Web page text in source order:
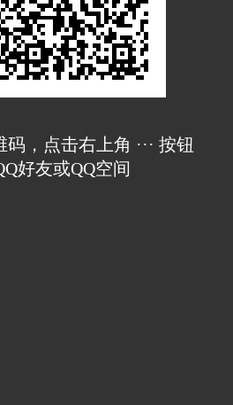
，点击右上角 ··· 按钮
好友或QQ空间